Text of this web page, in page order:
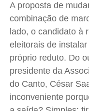
A proposta de
combinação de
lado, o candidato à
eleitorais de
próprio reduto. Do
presidente da
do Canto, César
inconveniente